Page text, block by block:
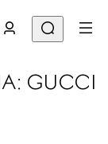
GUCCI